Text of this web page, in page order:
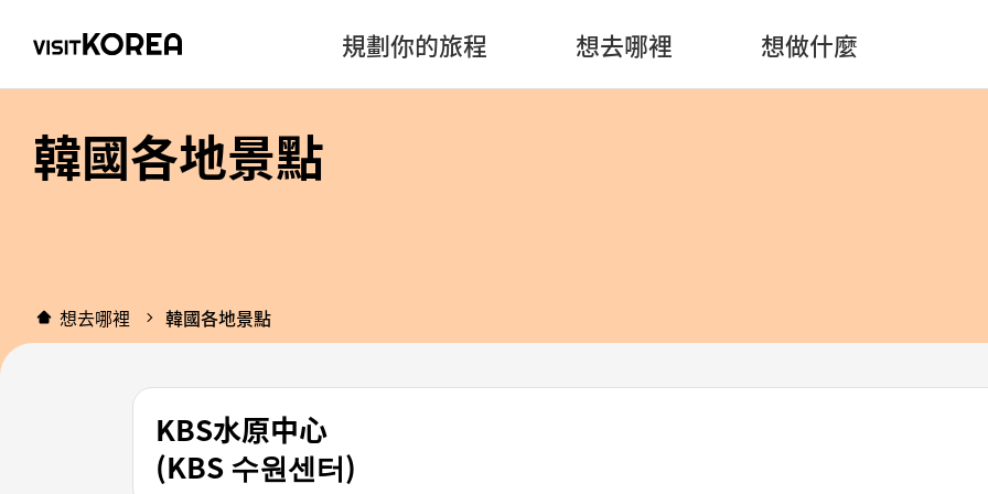
規劃你的旅程 想去哪裡 想做什麼
韓國各地景點
想去哪裡 韓國各地景點
KBS水原中心
(KBS 수원센터)